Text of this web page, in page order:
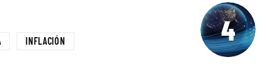
INFLACIÓN